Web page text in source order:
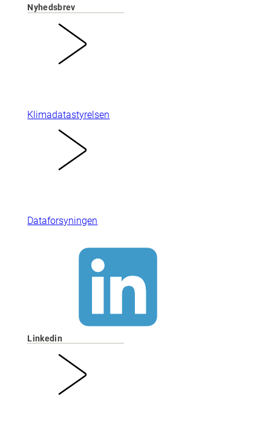
Nyhedsbrev
Klimadatastyrelsen
Dataforsyningen
Linkedin